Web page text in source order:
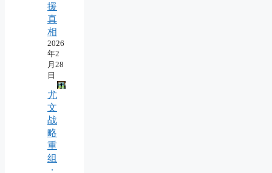
援
真
相
2026
年2
月28
日
尤
文
战
略
重
组